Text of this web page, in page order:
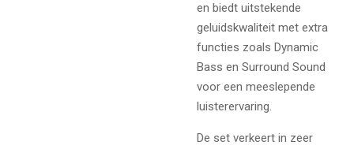
en biedt uitstekende
geluidskwaliteit met extra
functies zoals Dynamic
Bass en Surround Sound
voor een meeslepende
luisterervaring.
De set verkeert in zeer